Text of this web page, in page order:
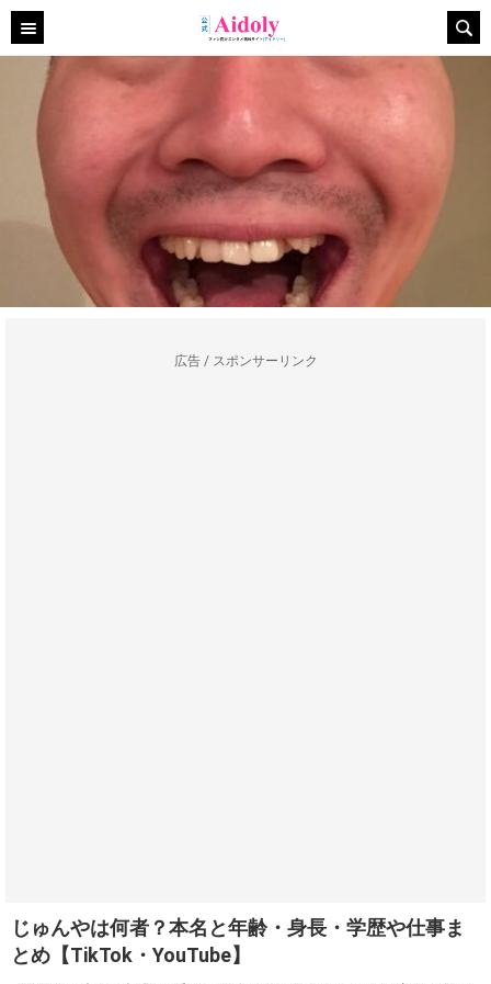
広告 / スポンサーリンク
じゅんやは何者？本名と年齢・身長・学歴や仕事ま
とめ【TikTok・YouTube】